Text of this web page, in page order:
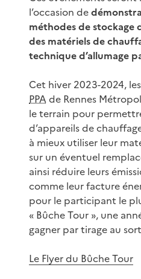
l’occasion de
méthodes de stockage
des matériels de
technique d’allumage
Cet hiver 2023-2024,
PPAde Rennes
le terrain pour
d’appareils de
à mieux utiliser leur
sur un éventuel
ainsi réduire leurs
comme leur facture
pour le participant le
« Bûche Tour », une
gagner par tirage au
Le Flyer du Bûche Tour